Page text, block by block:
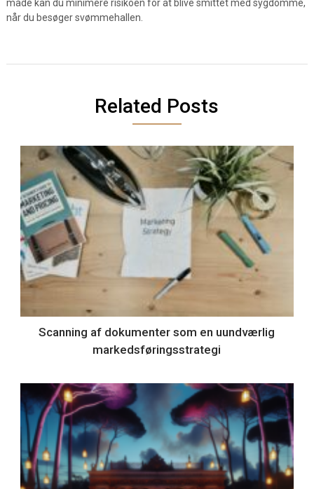
måde kan du minimere risikoen for at blive smittet med sygdomme,
når du besøger svømmehallen.
Related Posts
Scanning af dokumenter som en uundværlig
markedsføringsstrategi